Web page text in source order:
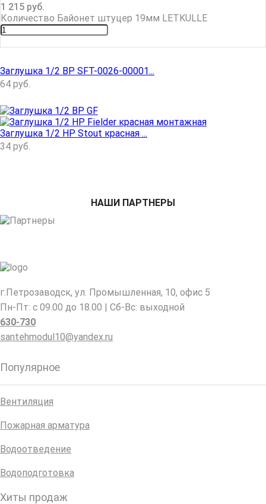
1 215 руб.
Количество Байонет штуцер 19мм LETKULLE
Заглушка 1/2 ВР SFT-0026-00001...
64 руб.
Заглушка 1/2 НР Stout красная ...
34 руб.
НАШИ ПАРТНЕРЫ
г.Петрозаводск, ул. Промышленная, 10, офис 5
Пн-Пт: с 09.00 до 18.00 | Сб-Вс: выходной
630-730
santehmodul10@yandex.ru
Популярное
Вентиляция
Пожарная арматура
Водоотведение
Водоподготовка
Хиты продаж